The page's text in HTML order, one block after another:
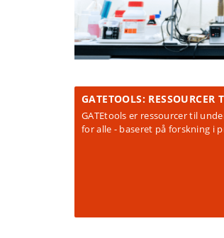
GATETOOLS:
GATEtools er ressourcer til
for alle - baseret på forskning i